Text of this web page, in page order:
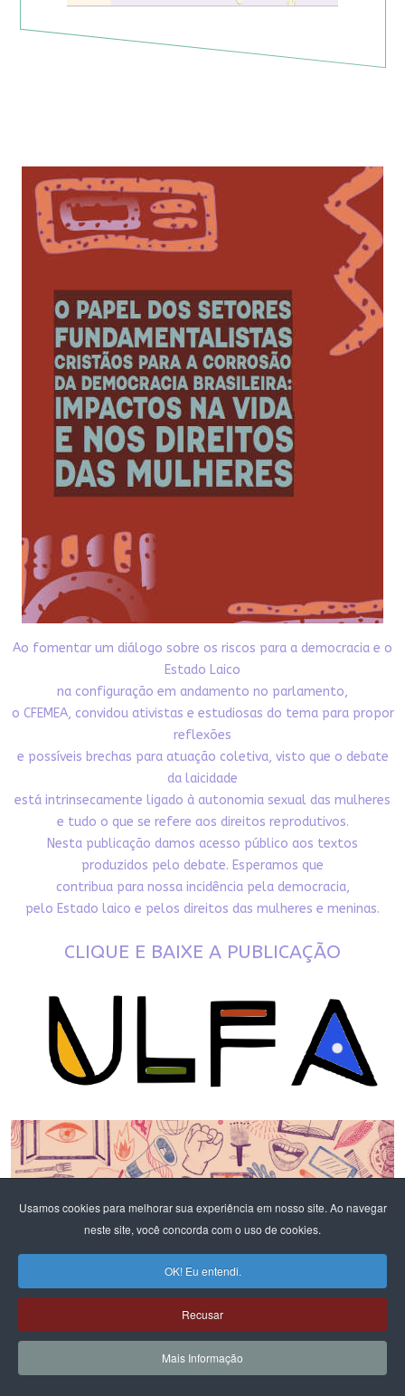
Usamos cookies para melhorar sua experiência em nosso site. Ao navegar
neste site, você concorda com o uso de cookies.
OK! Eu entendi.
Recusar
Mais Informação
Ao fomentar um diálogo sobre os riscos para a democracia e o
Estado Laico
na configuração em andamento no parlamento,
o CFEMEA, convidou ativistas e estudiosas do tema para propor
reflexões
e possíveis brechas para atuação coletiva, visto que o debate
da laicidade
está intrinsecamente ligado à autonomia sexual das mulheres
e tudo o que se refere aos direitos reprodutivos.
Nesta publicação damos acesso público aos textos
produzidos pelo debate. Esperamos que
contribua para nossa incidência pela democracia,
pelo Estado laico e pelos direitos das mulheres e meninas.
CLIQUE E BAIXE A PUBLICAÇÃO
REPOSITÓRIO